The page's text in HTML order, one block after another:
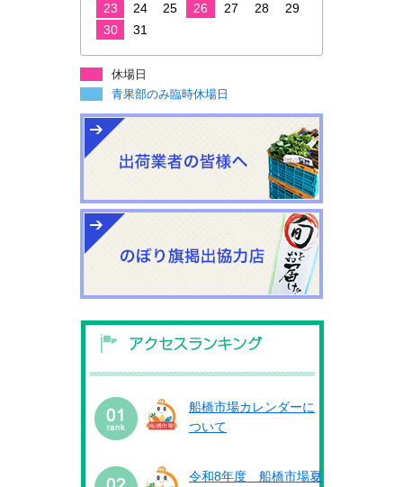
23
24 25 26 27 28
29
30
31
休場日
青果部のみ臨時休場日
船橋市場カレンダーに
ついて
令和8年度 船橋市場夏